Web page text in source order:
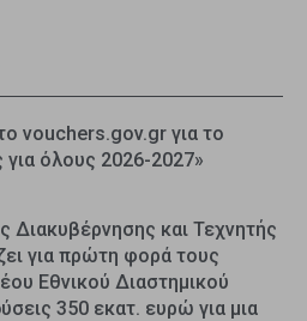
vouchers.gov.gr για το
όλους 2026-2027»
Διακυβέρνησης και Τεχνητής
για πρώτη φορά τους
Εθνικού Διαστημικού
350 εκατ. ευρώ για μια